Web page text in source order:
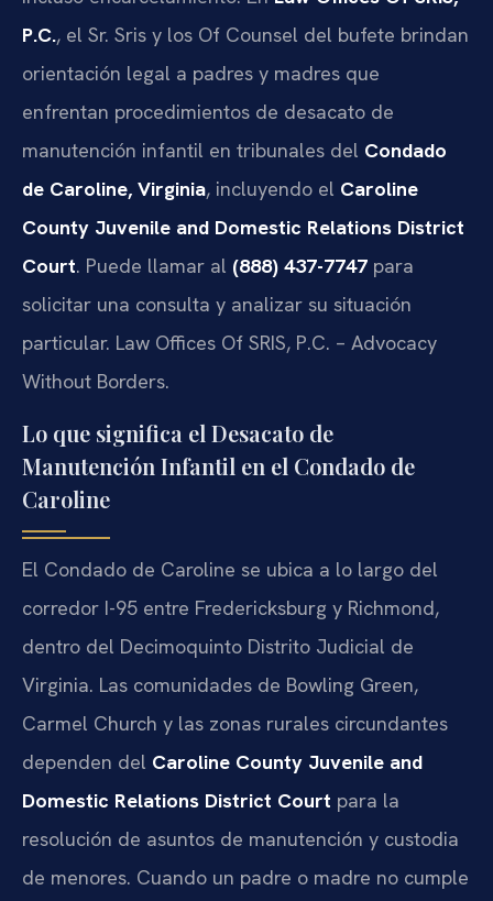
P.C., el Sr. Sris y los Of Counsel del bufete brindan
orientación legal a padres y madres que
enfrentan procedimientos de desacato de
manutención infantil en tribunales del Condado
de Caroline, Virginia, incluyendo el Caroline
County Juvenile and Domestic Relations District
Court. Puede llamar al (888) 437-7747 para
solicitar una consulta y analizar su situación
particular. Law Offices Of SRIS, P.C. – Advocacy
Without Borders.
Lo que significa el Desacato de
Manutención Infantil en el Condado de
Caroline
El Condado de Caroline se ubica a lo largo del
corredor I-95 entre Fredericksburg y Richmond,
dentro del Decimoquinto Distrito Judicial de
Virginia. Las comunidades de Bowling Green,
Carmel Church y las zonas rurales circundantes
dependen del Caroline County Juvenile and
Domestic Relations District Court para la
resolución de asuntos de manutención y custodia
de menores. Cuando un padre o madre no cumple